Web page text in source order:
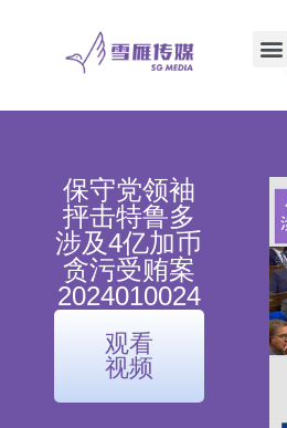
保守党领袖
抨击特鲁多
涉及4亿加币
贪污受贿案
2024010024
观看
视频